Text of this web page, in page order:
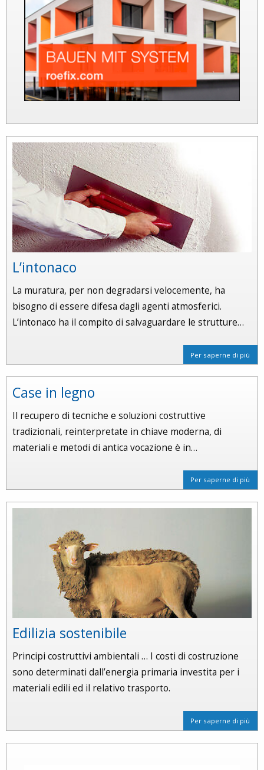
L’intonaco
La muratura, per non degradarsi velocemente, ha
bisogno di essere difesa dagli agenti atmosferici.
L’intonaco ha il compito di salvaguardare le strutture…
Per saperne di più
Case in legno
Il recupero di tecniche e soluzioni costruttive
tradizionali, reinterpretate in chiave moderna, di
materiali e metodi di antica vocazione è in…
Per saperne di più
Edilizia sostenibile
Principi costruttivi ambientali … I costi di costruzione
sono determinati dall’energia primaria investita per i
materiali edili ed il relativo trasporto.
Per saperne di più